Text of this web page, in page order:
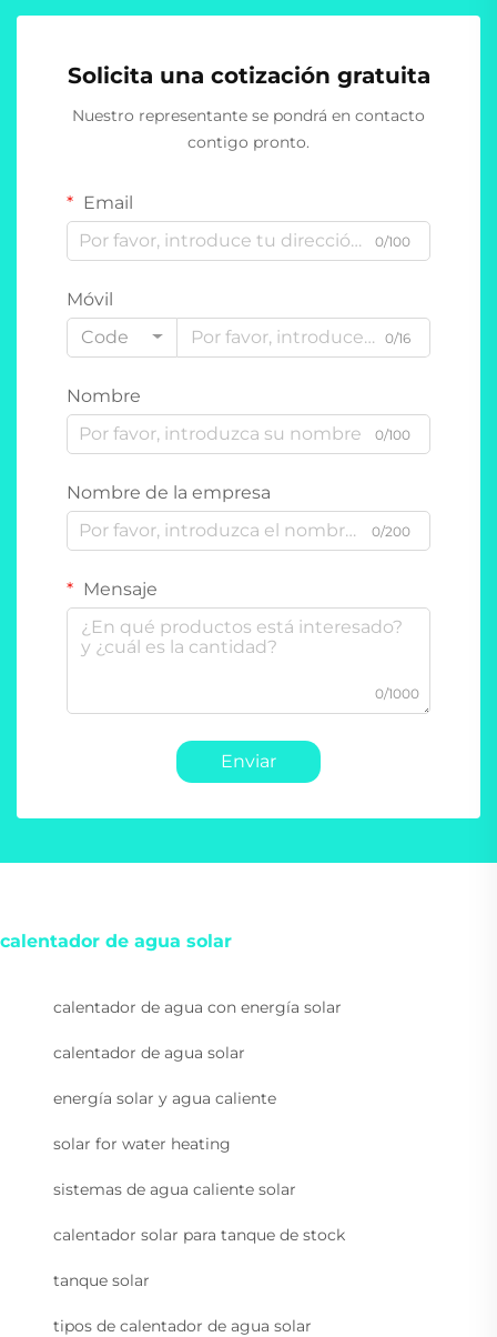
Solicita una cotización gratuita
Nuestro representante se pondrá en contacto
contigo pronto.
Email
0/100
Móvil
Code
0/16
Nombre
0/100
Nombre de la empresa
0/200
Mensaje
0/1000
Enviar
calentador de agua solar
calentador de agua con energía solar
calentador de agua solar
energía solar y agua caliente
solar for water heating
sistemas de agua caliente solar
calentador solar para tanque de stock
tanque solar
tipos de calentador de agua solar